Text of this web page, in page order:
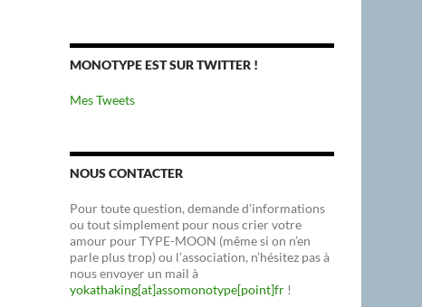
MONOTYPE EST SUR TWITTER !
Mes Tweets
NOUS CONTACTER
Pour toute question, demande d’informations
ou tout simplement pour nous crier votre
amour pour TYPE-MOON (même si on n’en
parle plus trop) ou l’association, n’hésitez pas à
nous envoyer un mail à
yokathaking[at]assomonotype[point]fr !